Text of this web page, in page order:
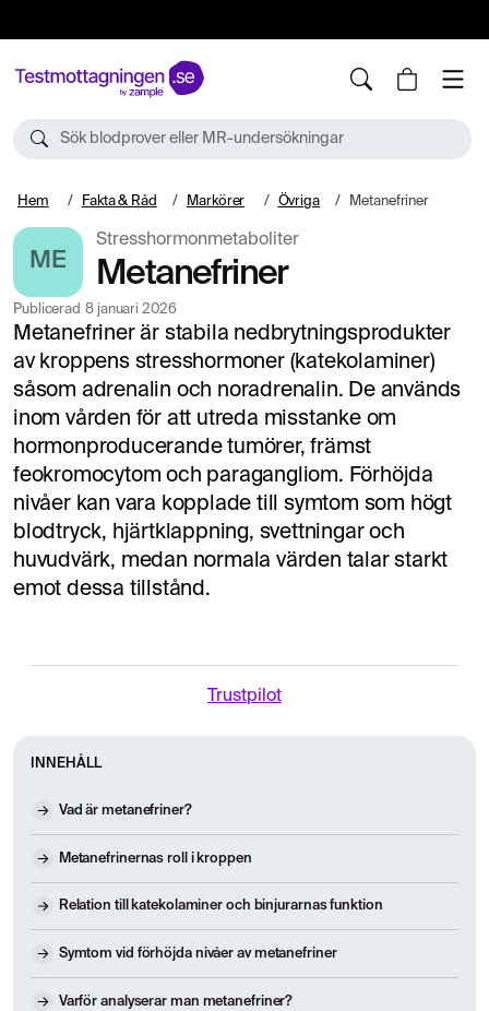
Sök blodprover eller MR-undersökningar
Hem Fakta & Råd Markörer Övriga Metanefriner
ME
Stresshormonmetaboliter
Metanefriner
Publicerad 8 januari 2026
Metanefriner är stabila nedbrytningsprodukter
av kroppens stresshormoner (katekolaminer)
såsom adrenalin och noradrenalin. De används
inom vården för att utreda misstanke om
hormonproducerande tumörer, främst
feokromocytom och paragangliom. Förhöjda
nivåer kan vara kopplade till symtom som högt
blodtryck, hjärtklappning, svettningar och
huvudvärk, medan normala värden talar starkt
emot dessa tillstånd.
Trustpilot
INNEHÅLL
Vad är metanefriner?
Metanefrinernas roll i kroppen
Relation till katekolaminer och binjurarnas funktion
Symtom vid förhöjda nivåer av metanefriner
Varför analyserar man metanefriner?